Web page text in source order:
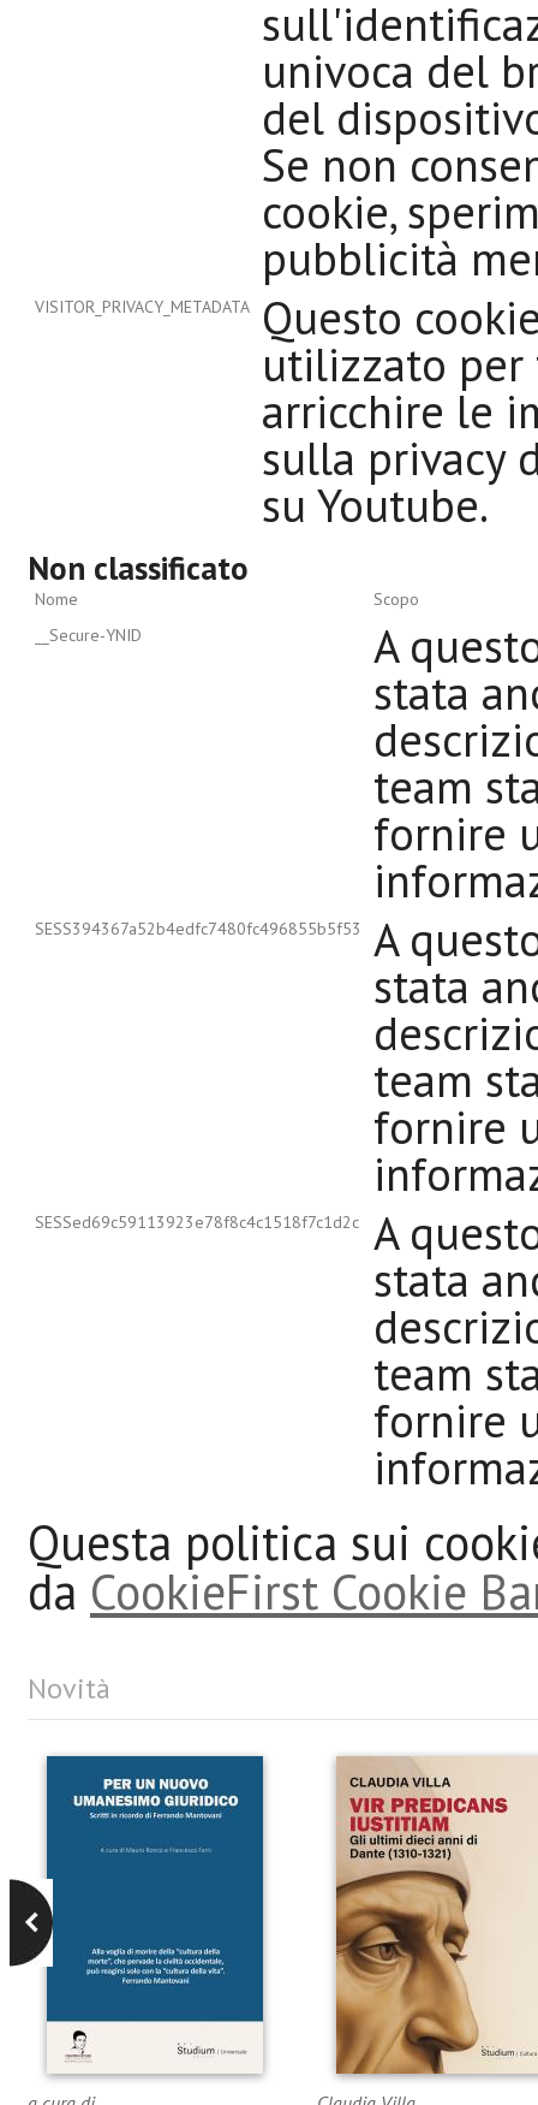
univoca del
del
Se non
cookie,
pubblicità
VISITOR_PRIVACY_METADATA Questo
utilizzato per
arricchire le
sulla privacy
su Youtube.
Non classificato
Nome
Scopo
__Secure-YNID
A
stata
team
fornire
SESS394367a52b4edfc7480fc496855b5f53 A
stata
team
fornire
SESSed69c59113923e78f8c4c1518f7c1d2c A
stata
team
fornire
Questa politica sui
da CookieFirst Cookie
Novità